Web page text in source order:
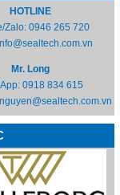
HOTLINE
Zalo: 0946 265 720
Mr. Long
0918 834 615